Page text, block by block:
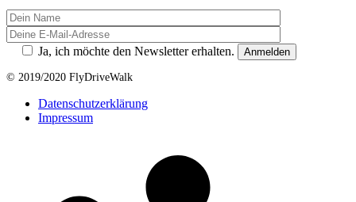
Ja, ich möchte den Newsletter erhalten.
© 2019/2020 FlyDriveWalk
Datenschutzerklärung
Impressum